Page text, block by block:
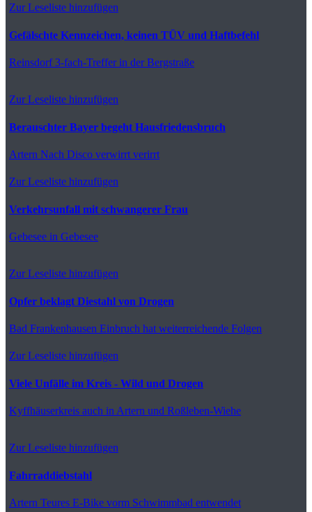
Zur Leseliste hinzufügen
Gefälschte Kennzeichen, keinen TÜV und Haftbefehl
Reinsdorf3-fach-Treffer in der Bergstraße
Zur Leseliste hinzufügen
Berauschter Bayer begeht Hausfriedensbruch
Artern Nach Disco verwirrt verirrt
Zur Leseliste hinzufügen
Verkehrsunfall mit schwangerer Frau
Gebesee in Gebesee
Zur Leseliste hinzufügen
Opfer beklagt Diestahl von Drogen
Bad Frankenhausen Einbruch hat weiterreichende Folgen
Zur Leseliste hinzufügen
Viele Unfälle im Kreis - Wild und Drogen
Kyffhäuserkreis auch in Artern und Roßleben-Wiehe
Zur Leseliste hinzufügen
Fahrraddiebstahl
Artern Teures E-Bike vorm Schwimmbad entwendet